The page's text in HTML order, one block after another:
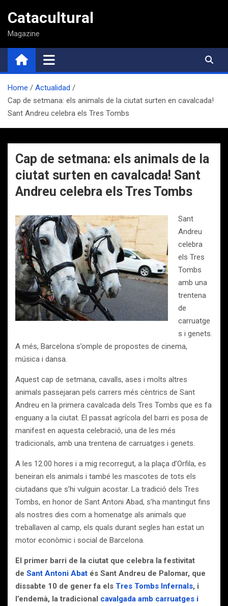
contenido
Catacultural
Magazine
Home
Actualidad
Cap de setmana: els animals de la ciutat surten en cavalcada!
Sant Andreu celebra els Tres Tombs
Cap de setmana: els animals de la
ciutat surten en cavalcada! Sant
Andreu celebra els Tres Tombs
Sant
Andreu
celebra
els Tres
Tombs
amb una
trentena
de
carruatge
s i genets.
A més, Barcelona s’omple de propostes de cinema,
música i dansa.
Aquest cap de setmana, cavalls, ases i molts altres
animals passejaran pels carrers més cèntrics de Sant
Andreu en la primera cavalcada dels Tres Tombs que es fa
enguany a la ciutat. El passat agrícola del barri es posa de
manifest en aquesta celebració, una de les més
tradicionals, amb una trentena de carruatges i genets.
A les 12.00 hores i a mig recorregut, a la plaça d’Orfila, es
beneiran els animals i també les mascotes de tots els
ciutadans que s’hi vulguin acostar. La tradició dels Tres
Tombs, en honor de Sant Antoni Abad, s’ha mantingut fins
als nostres dies com a homenatge als animals que
treballaven al camp, els quals durant segles han estat un
motor econòmic i social de Barcelona.
El primer barri de la ciutat que celebra la festivitat
de Sant Antoni Abat és Sant Andreu de Palomar, que
dissabte 10 de gener fa els Tres Tombs Infernals, i
l’endemà, la tradicional cavalgada amb carruatges i